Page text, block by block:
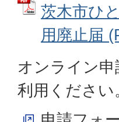
茨木市ひ
用廃止届
オンライン
利用ください